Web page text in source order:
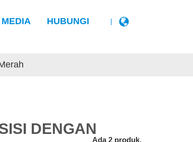
HUBUNGI |
DENGAN
Ada 2 produk.